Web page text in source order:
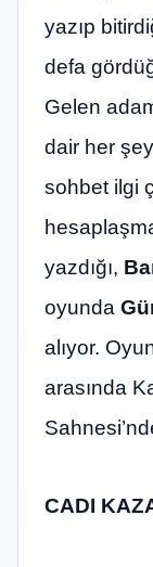
yazıp
defa
Gelen
dair her
sohbet ilgi
yazdığı,
oyunda
alıyor.
arasında
CADI